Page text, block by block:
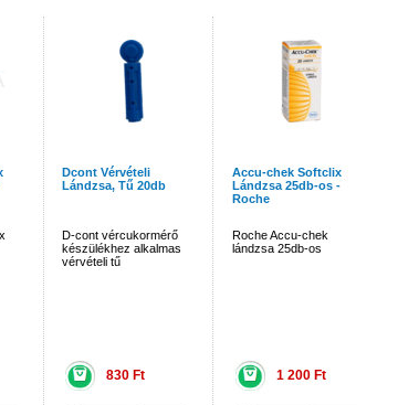
Dcont Vérvételi
Lándzsa, Tű 20db
D-cont vércukormérő
készülékhez alkalmas
vérvételi tű
830 Ft
Accu-chek Softclix
Lándzsa 25db-os -
Roche
Roche Accu-chek
lándzsa 25db-os
1 200 Ft